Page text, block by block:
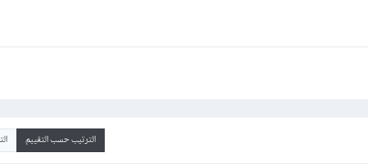
الترتيب حسب التقييم